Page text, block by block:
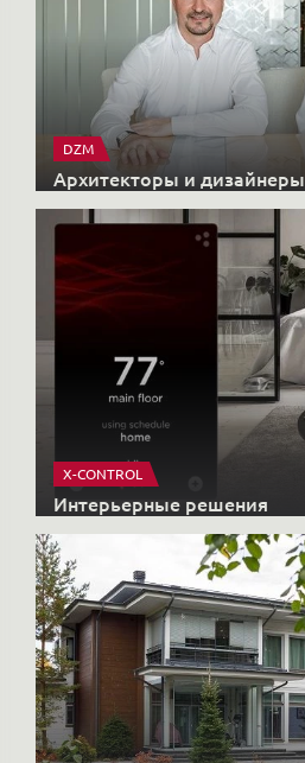
DZM
Архитекторы и дизайнеры
X-CONTROL
Интерьерные решения